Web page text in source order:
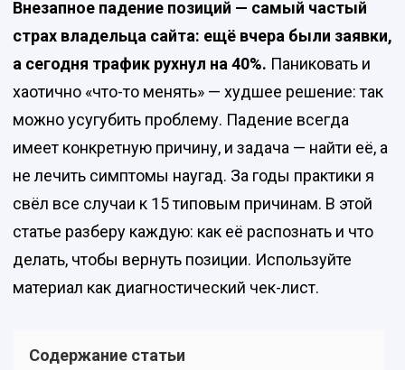
Внезапное падение позиций — самый частый
страх владельца сайта: ещё вчера были заявки,
а сегодня трафик рухнул на 40%. Паниковать и
хаотично «что-то менять» — худшее решение: так
можно усугубить проблему. Падение всегда
имеет конкретную причину, и задача — найти её, а
не лечить симптомы наугад. За годы практики я
свёл все случаи к 15 типовым причинам. В этой
статье разберу каждую: как её распознать и что
делать, чтобы вернуть позиции. Используйте
материал как диагностический чек-лист.
Содержание статьи